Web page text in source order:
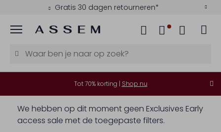
Gratis 30 dagen retourneren*
Menu
Tot 70% korting | Shop nu
We hebben op dit moment geen Exclusives Early
access sale met de toegepaste filters.